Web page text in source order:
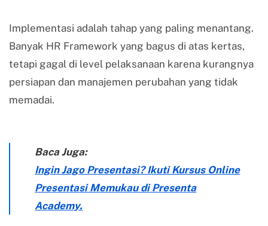
Implementasi adalah tahap yang paling menantang.
Banyak HR Framework yang bagus di atas kertas,
tetapi gagal di level pelaksanaan karena kurangnya
persiapan dan manajemen perubahan yang tidak
memadai.
Baca Juga:
Ingin Jago Presentasi? Ikuti Kursus Online
Presentasi Memukau di Presenta
Academy.